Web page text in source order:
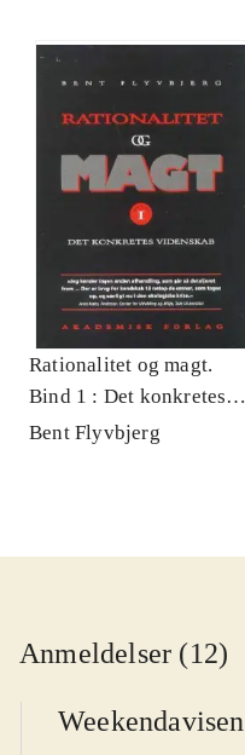
Rationalitet og magt.
Bind 1 : Det konkretes
videnskab
Bent Flyvbjerg
Anmeldelser (12)
Weekendavisen